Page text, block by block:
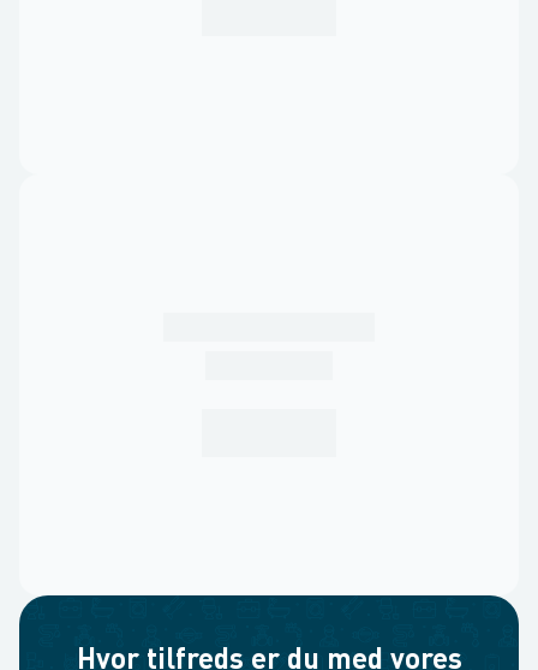
Hvor tilfreds er du med vores